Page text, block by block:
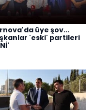
üye şov...
'eski' partileri